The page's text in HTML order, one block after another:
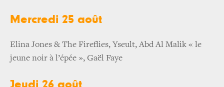
Mercredi 25 août
Elina Jones & The Fireflies, Yseult, Abd Al Malik « le
jeune noir à l’épée », Gaël Faye
Jeudi 26 août